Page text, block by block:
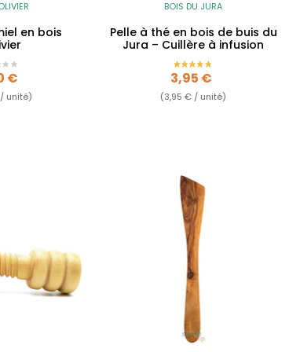
en bois
€
unité)
BOIS DU JURA
Pelle à thé en bois de buis du
Jura – Cuillère à infusion
Prix
3,95 €
(3,95 € / unité)